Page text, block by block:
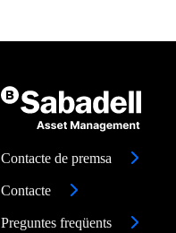
Contacte de premsa
Contacte
Preguntes freqüents